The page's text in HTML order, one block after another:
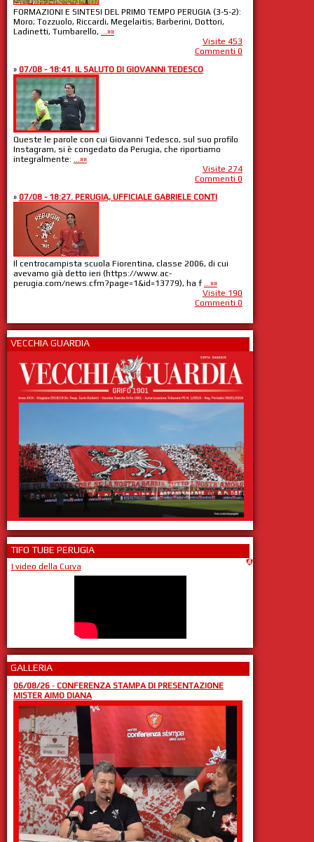
FORMAZIONI E SINTESI DEL PRIMO TEMPO PERUGIA (3-5-2):
Moro; Tozzuolo, Riccardi, Megelaitis; Barberini, Dottori,
Ladinetti, Tumbarello, ...»»
Visite 453
Commenti 0
» 07/08 - 18:41. IL SALUTO DI GIOVANNI TEDESCO
Queste le parole con cui Giovanni Tedesco, sul suo profilo
Instagram, si è congedato da Perugia, che riportiamo
integralmente: ...»»
Visite 274
Commenti 0
» 07/08 - 18:27. PERUGIA, UFFICIALE GABRIELE CONTI
Il centrocampista scuola Fiorentina, classe 2006, di cui
avevamo già detto ieri (https://www.ac-
perugia.com/news.cfm?page=1&id=13779), ha f ...»»
Visite 190
Commenti 0
VECCHIA GUARDIA
TIFO TUBE PERUGIA
I video della Curva
GALLERIA
06/08/26- CONFERENZA STAMPA DI PRESENTAZIONE
MISTER AIMO DIANA